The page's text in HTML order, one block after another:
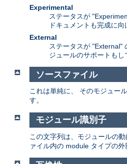
Experimental
ステータスが
ドキュメントも完成に
External
ステータスが "External"
ジュールのサポートもし
ソースファイル
これは単純に、 そのモジュー
す。
モジュール識別子
この文字列は、モジュールの
ァイル内の module タイプの外